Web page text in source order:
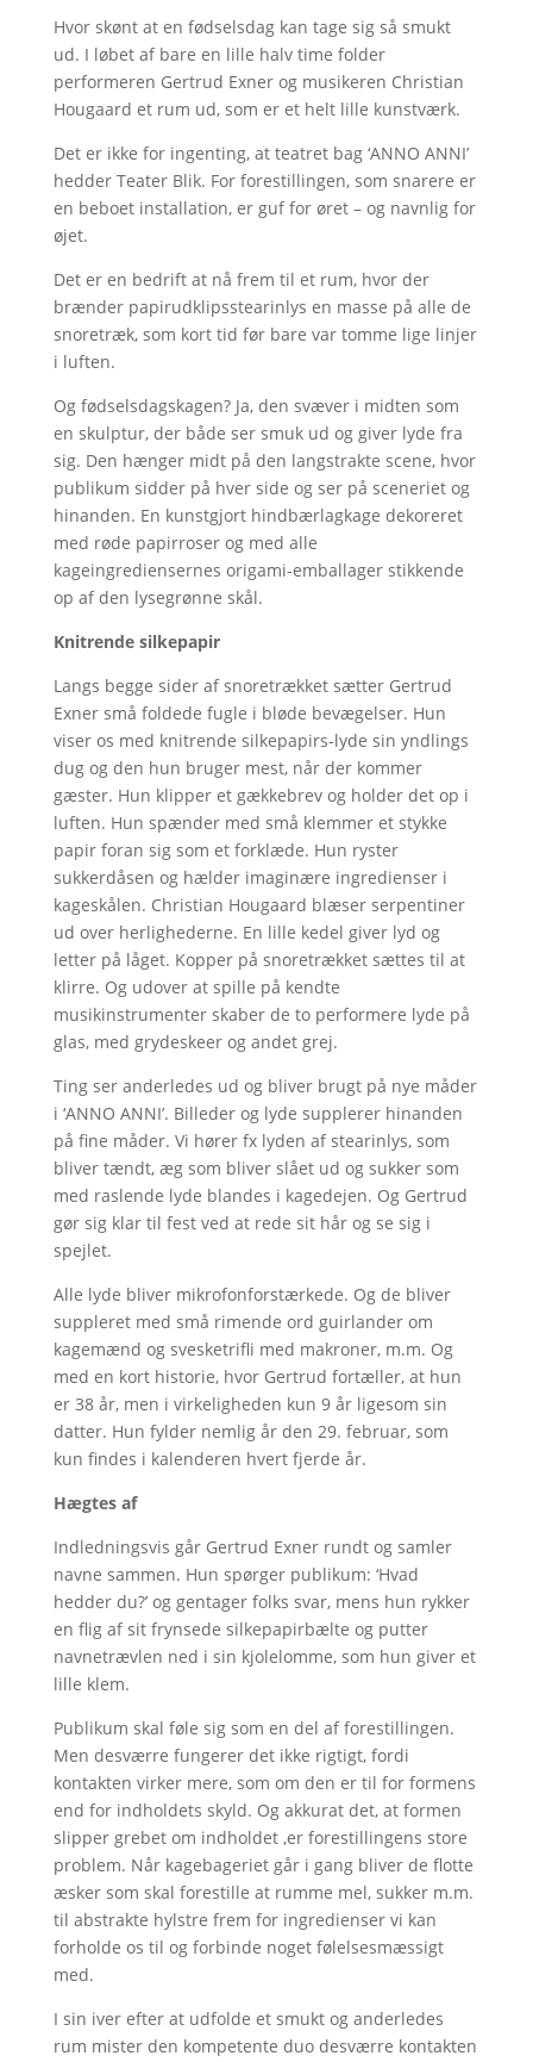
Hvor skønt at en fødselsdag kan tage sig så smukt
ud. I løbet af bare en lille halv time folder
performeren Gertrud Exner og musikeren Christian
Hougaard et rum ud, som er et helt lille kunstværk.
Det er ikke for ingenting, at teatret bag ‘ANNO ANNI’
hedder Teater Blik. For forestillingen, som snarere er
en beboet installation, er guf for øret – og navnlig for
øjet.
Det er en bedrift at nå frem til et rum, hvor der
brænder papirudklipsstearinlys en masse på alle de
snoretræk, som kort tid før bare var tomme lige linjer
i luften.
Og fødselsdagskagen? Ja, den svæver i midten som
en skulptur, der både ser smuk ud og giver lyde fra
sig. Den hænger midt på den langstrakte scene, hvor
publikum sidder på hver side og ser på sceneriet og
hinanden. En kunstgjort hindbærlagkage dekoreret
med røde papirroser og med alle
kageingrediensernes origami-emballager stikkende
op af den lysegrønne skål.
Knitrende silkepapir
Langs begge sider af snoretrækket sætter Gertrud
Exner små foldede fugle i bløde bevægelser. Hun
viser os med knitrende silkepapirs-lyde sin yndlings
dug og den hun bruger mest, når der kommer
gæster. Hun klipper et gækkebrev og holder det op i
luften. Hun spænder med små klemmer et stykke
papir foran sig som et forklæde. Hun ryster
sukkerdåsen og hælder imaginære ingredienser i
kageskålen. Christian Hougaard blæser serpentiner
ud over herlighederne. En lille kedel giver lyd og
letter på låget. Kopper på snoretrækket sættes til at
klirre. Og udover at spille på kendte
musikinstrumenter skaber de to performere lyde på
glas, med grydeskeer og andet grej.
Ting ser anderledes ud og bliver brugt på nye måder
i ‘ANNO ANNI’. Billeder og lyde supplerer hinanden
på fine måder. Vi hører fx lyden af stearinlys, som
bliver tændt, æg som bliver slået ud og sukker som
med raslende lyde blandes i kagedejen. Og Gertrud
gør sig klar til fest ved at rede sit hår og se sig i
spejlet.
Alle lyde bliver mikrofonforstærkede. Og de bliver
suppleret med små rimende ord guirlander om
kagemænd og svesketrifli med makroner, m.m. Og
med en kort historie, hvor Gertrud fortæller, at hun
er 38 år, men i virkeligheden kun 9 år ligesom sin
datter. Hun fylder nemlig år den 29. februar, som
kun findes i kalenderen hvert fjerde år.
Hægtes af
Indledningsvis går Gertrud Exner rundt og samler
navne sammen. Hun spørger publikum: ‘Hvad
hedder du?’ og gentager folks svar, mens hun rykker
en flig af sit frynsede silkepapirbælte og putter
navnetrævlen ned i sin kjolelomme, som hun giver et
lille klem.
Publikum skal føle sig som en del af forestillingen.
Men desværre fungerer det ikke rigtigt, fordi
kontakten virker mere, som om den er til for formens
end for indholdets skyld. Og akkurat det, at formen
slipper grebet om indholdet ,er forestillingens store
problem. Når kagebageriet går i gang bliver de flotte
æsker som skal forestille at rumme mel, sukker m.m.
til abstrakte hylstre frem for ingredienser vi kan
forholde os til og forbinde noget følelsesmæssigt
med.
I sin iver efter at udfolde et smukt og anderledes
rum mister den kompetente duo desværre kontakten